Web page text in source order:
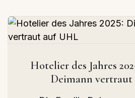
Hotelier des Jahres
Deimann